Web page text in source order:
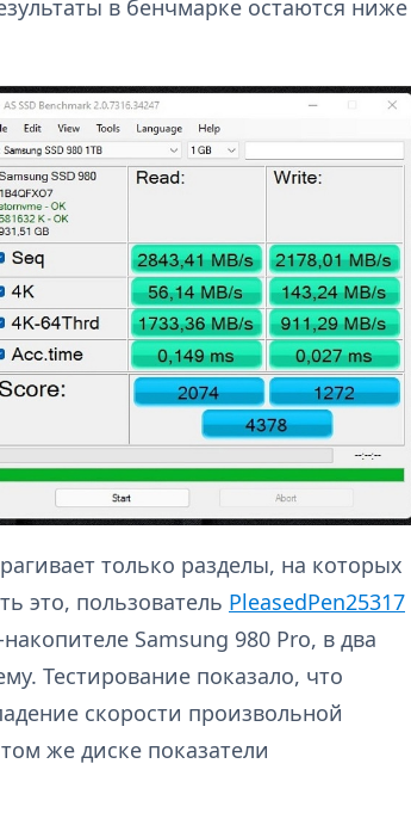
в бенчмарке остаются ниже
только разделы, на которых
это, пользователь PleasedPen25317
Samsung 980 Pro, в два
Тестирование показало, что
скорости произвольной
же диске показатели